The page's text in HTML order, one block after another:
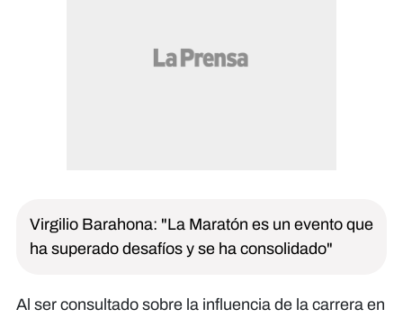
Virgilio Barahona: "La Maratón es un evento que
ha superado desafíos y se ha consolidado"
Al ser consultado sobre la influencia de la carrera en